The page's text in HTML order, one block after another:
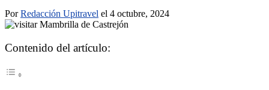
PorRedacción Upitravel el 4 octubre, 2024
Contenido del artículo: